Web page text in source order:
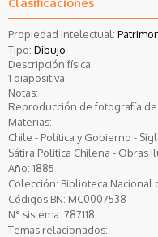
Propiedad intelectual:
Tipo: Dibujo
Descripción física:
1 diapositiva
Notas:
Reproducción de fotografía
Materias:
Chile - Política y Gobierno -
Sátira Política Chilena - Obras
Año: 1885
Colección: Biblioteca Nacional
Códigos BN: MC0007538
N° sistema: 787118
Temas relacionados: